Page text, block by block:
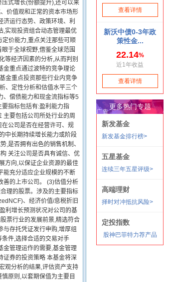
式增长(份额提升),还可以来
价值观和正常的资本市场形
运行态势、政策环境、利
,实现投资组合动态管理最优
价能力,重点关注那些可顺
于全球视野,借鉴全球范围
等经济因素的分析,从而判别
金重点通过波特的竞争理论
金重点投资那些行业内竞争
、定性分析和估值水平三个
、偿债能力和现金流指标等5
指标包括有:盈利能力指
要包括公司所处行业的周
公司是否在经营许可、规
中长期持续增长能力或阶段
,是否拥有出色的销售机制、
关注公司是否具有诚信、优
方向,以保证企业资源的最佳
能充分适应企业规模的不断
善的上市公司。 (3)估值分析
理的股票。涉及的主要指标
、经济价值/息税折旧
利增长预测状况对公司的基
票行业的发展前景,精选符合
存托凭证发行申购,增厚组
件,选择合适的交易对手
金管理运作的需要,基金管理
证券的投资策略 本基金将深
观分析的结果,评估资产支持
原则,以套期保值为主要目